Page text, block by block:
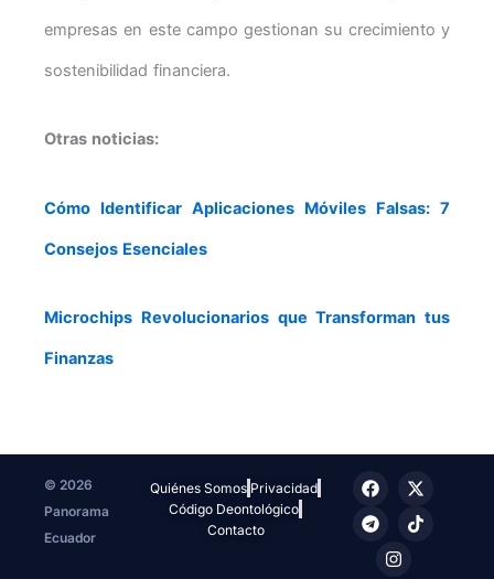
empresas en este campo gestionan su crecimiento y
sostenibilidad financiera.
Otras noticias:
Cómo Identificar Aplicaciones Móviles Falsas: 7
Consejos Esenciales
Microchips Revolucionarios que Transforman tus
Finanzas
© 2026
Panorama
Ecuador
Quiénes Somos Privacidad
Código Deontológico
Contacto
F
a
c
e
X
-
t
w
T
e
l
e
T
i
k
t
a
g